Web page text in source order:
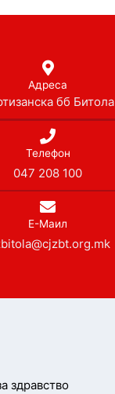
Адреса
бб Битола
Телефон
047 208 100
Е-Маил
здравство